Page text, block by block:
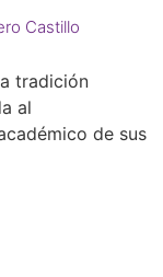
Castillo
tradición
al
de sus